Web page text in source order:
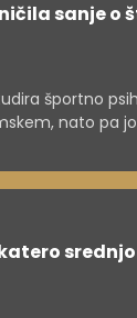
sanje o
športno
nato pa
in tujino ter